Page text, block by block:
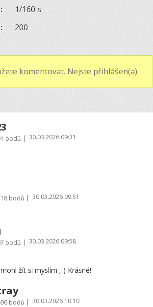
1/160 s
200
komentovat. Nejste přihlášen(a).
bodů | 30.03.2026 09:31
bodů | 30.03.2026 09:51
bodů | 30.03.2026 09:58
žít si myslím ;-) Krásné!
bodů | 30.03.2026 10:10